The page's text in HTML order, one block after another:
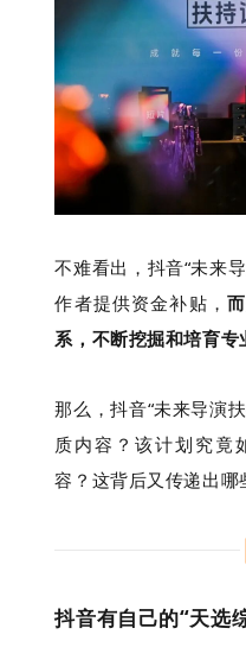
不难看出，抖音“未来
作者提供资金补贴，
系，不断挖掘和培育专
那么，抖音“未来导演
质内容？该计划究竟
容？这背后又传递出哪
抖音有自己的“天选